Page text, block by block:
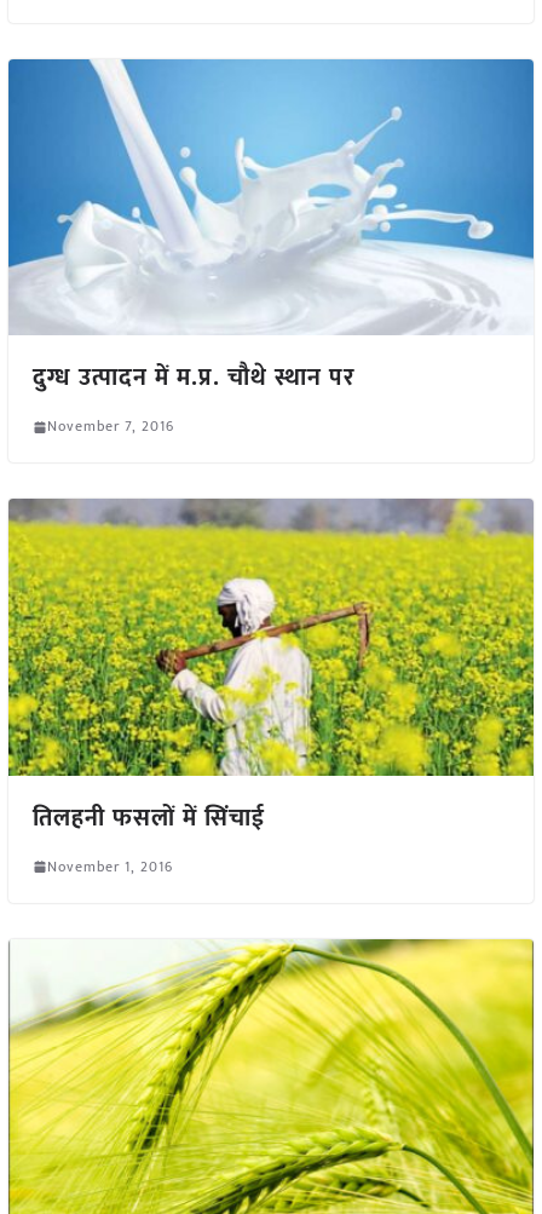
दुग्ध उत्पादन में म.प्र. चौथे स्थान पर
November 7, 2016
तिलहनी फसलों में सिंचाई
November 1, 2016